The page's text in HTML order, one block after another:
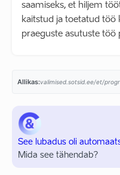
saamiseks, et hiljem
kaitstud ja toetatud töö
praeguste asutuste
Allikas:valimised.sotsid.ee/et/
See lubadus oli
Mida see tähendab?